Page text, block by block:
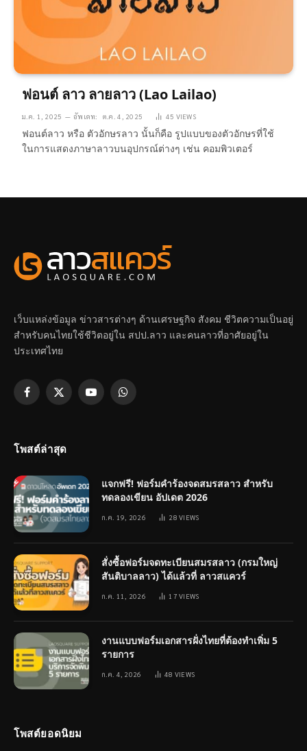
ฟอนต์ ลาว ลายลาว (Lao Lailao)
ม.ค. 1, 2025 อัพเดท: ต.ค. 4, 2025 45 VIEWS
ฟอนต์ลาว หรือ ตัวอักษรลาว นั้นก็คือ รูปแบบของตัวอักษรที่ใช้
ในการแสดงภาษาลาวบนอุปกรณ์ต่างๆ เช่น คอมพิวเตอร์
เว็บแหล่งข้อมูล ข่าวสารต่างๆ ด้านเศรษฐกิจ สังคม ชีวิตความเป็นอยู่
สำหรับคนไทยใช้ชีวิตอยู่ใน สปป.ลาว และคนลาวที่อาศัยอยู่ใน
ประเทศไทย
Facebook
X
YouTubeWhatsApp
โพสต์ล่าสุด
แจกฟรี! ฟอร์มคำร้องจดสมรสลาว สำหรับ
ทดลองเขียน อัปเดต 2026
ก.ค. 19, 2026 28VIEWS
สั่งซื้อฟอร์มจดทะเบียนสมรสลาว (กรมใหญ่
สันติบาลลาว) ได้แล้วที่ ลาวสแควร์
ก.ค. 11, 2026 17VIEWS
งานแบบฟอร์มเอกสารฝั่งไทยที่ต้องทำเพิ่ม 5
รายการ
ก.ค. 4, 2026 48 VIEWS
โพสต์ยอดนิยม